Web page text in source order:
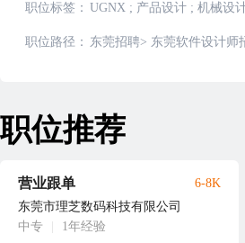
职位标签： UGNX ; 产品设计 ; 机械设
职位路径： 东莞招聘> 东莞软件设计师
职位推荐
营业跟单
东莞市理芝数码科技有限公司
中专
1年经验
6-8K